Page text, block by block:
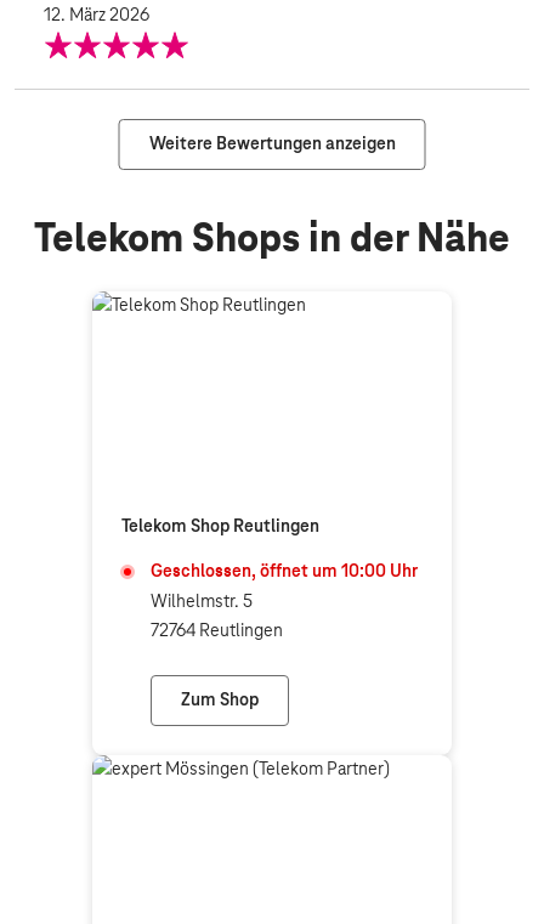
12. März 2026
Weitere Bewertungen anzeigen
Telekom Shops in der Nähe
Telekom Shop Reutlingen
Geschlossen, öffnet um 10:00 Uhr
Wilhelmstr. 5
72764 Reutlingen
Zum Shop
Telekom Shop Reutlingen